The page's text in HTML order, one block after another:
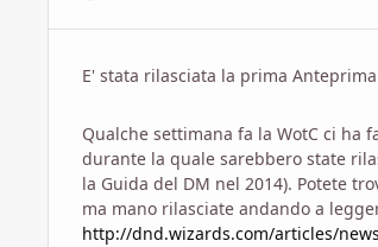
E' stata rilasciata la prima
Qualche settimana fa la WotC ci ha
durante la quale sarebbero state
la Guida del DM nel 2014). Potete
ma mano rilasciate andando a
http://dnd.wizards.com/articles/